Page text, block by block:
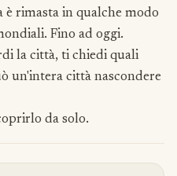
rimasta in qualche modo
Fino ad oggi.
la città, ti chiedi quali
un'intera città nascondere
da solo.